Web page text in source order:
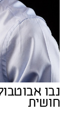
נבו
חושית